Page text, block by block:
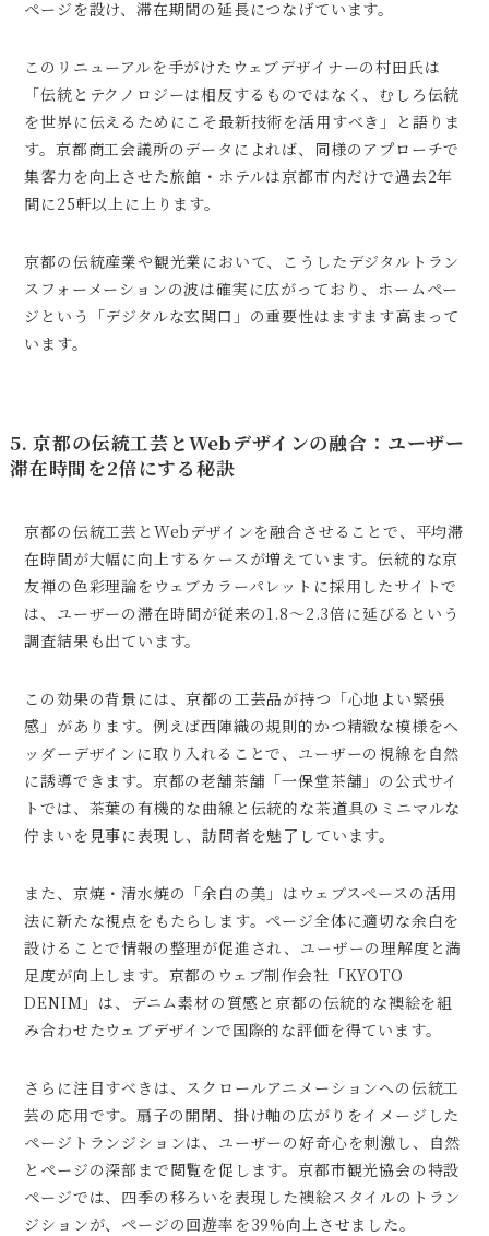
ページを設け、滞在期間の延長につなげています。
このリニューアルを手がけたウェブデザイナーの村田氏は
「伝統とテクノロジーは相反するものではなく、むしろ伝統
を世界に伝えるためにこそ最新技術を活用すべき」と語りま
す。京都商工会議所のデータによれば、同様のアプローチで
集客力を向上させた旅館・ホテルは京都市内だけで過去2年
間に25軒以上に上ります。
京都の伝統産業や観光業において、こうしたデジタルトラン
スフォーメーションの波は確実に広がっており、ホームペー
ジという「デジタルな玄関口」の重要性はますます高まって
います。
5. 京都の伝統工芸とWebデザインの融合：ユーザー
滞在時間を2倍にする秘訣
京都の伝統工芸とWebデザインを融合させることで、平均滞
在時間が大幅に向上するケースが増えています。伝統的な京
友禅の色彩理論をウェブカラーパレットに採用したサイトで
は、ユーザーの滞在時間が従来の1.8〜2.3倍に延びるという
調査結果も出ています。
この効果の背景には、京都の工芸品が持つ「心地よい緊張
感」があります。例えば西陣織の規則的かつ精緻な模様をヘ
ッダーデザインに取り入れることで、ユーザーの視線を自然
に誘導できます。京都の老舗茶舗「一保堂茶舗」の公式サイ
トでは、茶葉の有機的な曲線と伝統的な茶道具のミニマルな
佇まいを見事に表現し、訪問者を魅了しています。
また、京焼・清水焼の「余白の美」はウェブスペースの活用
法に新たな視点をもたらします。ページ全体に適切な余白を
設けることで情報の整理が促進され、ユーザーの理解度と満
足度が向上します。京都のウェブ制作会社「KYOTO
DENIM」は、デニム素材の質感と京都の伝統的な襖絵を組
み合わせたウェブデザインで国際的な評価を得ています。
さらに注目すべきは、スクロールアニメーションへの伝統工
芸の応用です。扇子の開閉、掛け軸の広がりをイメージした
ページトランジションは、ユーザーの好奇心を刺激し、自然
とページの深部まで閲覧を促します。京都市観光協会の特設
ページでは、四季の移ろいを表現した襖絵スタイルのトラン
ジションが、ページの回遊率を39%向上させました。